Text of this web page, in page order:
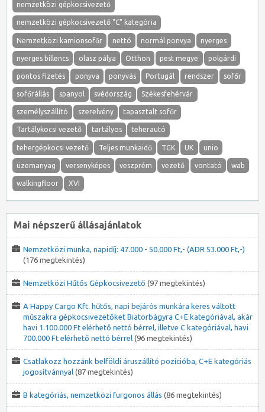
nemzetközi gépkocsivezető
nemzetközi gépkocsivezető "C" kategória
Nemzetközi kamionsofőr nettó normál ponvya nyerges
nyerges billencs olasz pálya Otthon pest megye polgárdi
pontos fizetés ponyva ponyvás Portugál rendszer sofőr
sofőrállás spanyol svédország Székesfehérvár
személyszállító szerelvény tapasztalt sofőr
Tartálykocsi vezető tartályos teherautó
tehergépkocsi vezető Teljes munkaidő TGK UK unio
üzemanyag versenyképes veszprém vezető vontató wab
walkingfloor XVI
Mai népszerű állásajánlatok
Nemzetközi munka, napidíj: 47.000 - 50.000 Ft,- (ADR 53.000 Ft,-)
(176 megtekintés)
Nemzetközi Hűtős Gépkocsivezető (97 megtekintés)
A Happy Cargo Kft. hűtős, napi bejárós munkára keres váltott
műszakra gépkocsivezetőket Biatorbágyra C+E kategóriával, akár
havi 1.100.000 Ft elérhető nettó bérrel, illetve C kategóriával, havi
700.000 Ft elérhető nettó bérrel (96 megtekintés)
Csatlakozz hozzánk belföldi áruszállító pozícióba, C+E kategóriás
jogosítvánnyal (87 megtekintés)
B kategóriás, nemzetközi furgonos állás (86 megtekintés)